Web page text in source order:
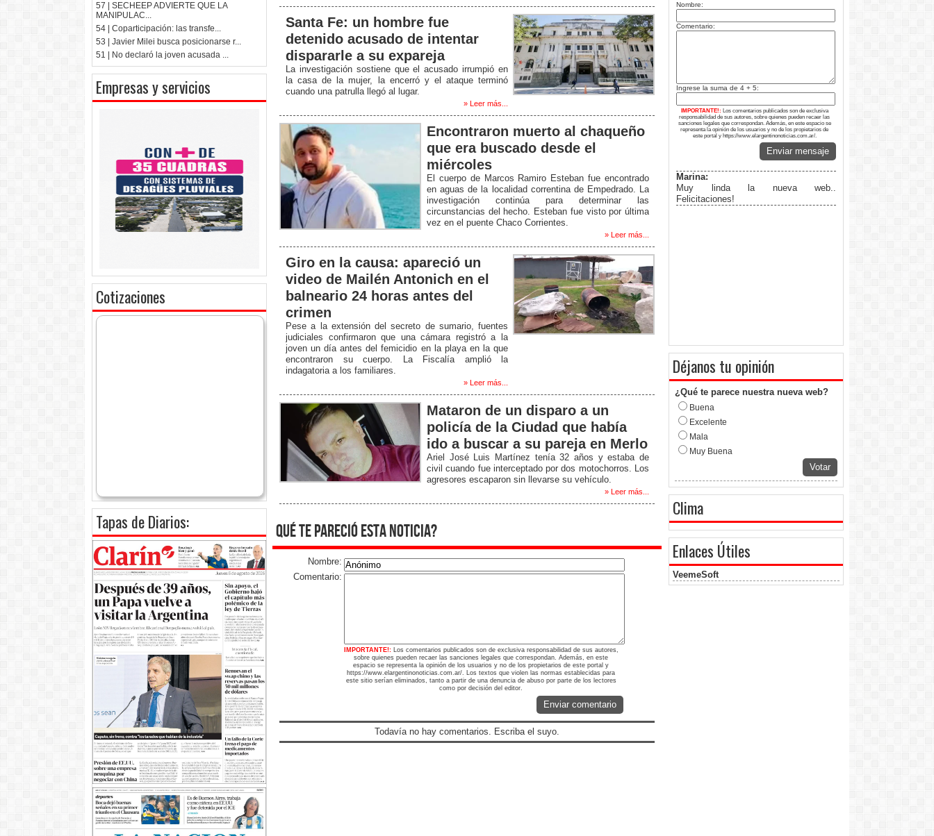
57 | SECHEEP ADVIERTE QUE LA
MANIPULAC...
54 | Coparticipación: las transfe...
53 | Javier Milei busca posicionarse r...
51 | No declaró la joven acusada ...
Empresas y servicios
Cotizaciones
Tapas de Diarios:
Santa Fe: un hombre fue
detenido acusado de intentar
dispararle a su expareja
La investigación sostiene que el acusado irrumpió en
la casa de la mujer, la encerró y el ataque terminó
cuando una patrulla llegó al lugar.
» Leer más...
Encontraron muerto al chaqueño
que era buscado desde el
miércoles
El cuerpo de Marcos Ramiro Esteban fue encontrado
en aguas de la localidad correntina de Empedrado. La
investigación continúa para determinar las
circunstancias del hecho. Esteban fue visto por última
vez en el puente Chaco Corrientes.
» Leer más...
Giro en la causa: apareció un
video de Mailén Antonich en el
balneario 24 horas antes del
crimen
Pese a la extensión del secreto de sumario, fuentes
judiciales confirmaron que una cámara registró a la
joven un día antes del femicidio en la playa en la que
encontraron su cuerpo. La Fiscalía amplió la
indagatoria a los familiares.
» Leer más...
Mataron de un disparo a un
policía de la Ciudad que había
ido a buscar a su pareja en Merlo
Ariel José Luis Martínez tenía 32 años y estaba de
civil cuando fue interceptado por dos motochorros. Los
agresores escaparon sin llevarse su vehículo.
» Leer más...
qué te pareció esta noticia?
Nombre:
Comentario:
IMPORTANTE!: Los comentarios publicados son de exclusiva responsabilidad de sus autores,
sobre quienes pueden recaer las sanciones legales que correspondan. Además, en este
espacio se representa la opinión de los usuarios y no de los propietarios de este portal y
https://www.elargentinonoticias.com.ar/. Los textos que violen las normas establecidas para
este sitio serían eliminados, tanto a partir de una denuncia de abuso por parte de los lectores
como por decisión del editor.
Enviar comentario
Todavía no hay comentarios. Escriba el suyo.
Nombre:
Comentario:
Ingrese la suma de 4 + 5:
IMPORTANTE!: Los comentarios publicados son de exclusiva
responsabilidad de sus autores, sobre quienes pueden recaer las
sanciones legales que correspondan. Además, en este espacio se
representa la opinión de los usuarios y no de los propietarios de
este portal y https://www.elargentinonoticias.com.ar/.
Enviar mensaje
Marina:
Muy linda la nueva web..
Felicitaciones!
Déjanos tu opinión
¿Qué te parece nuestra nueva web?
Buena
Excelente
Mala
Muy Buena
Votar
Clima
Enlaces Útiles
VeemeSoft